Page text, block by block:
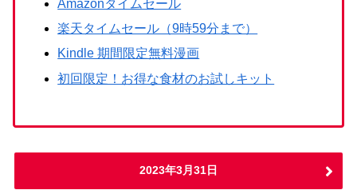
Amazonタイムセール
楽天タイムセール（9時59分まで）
Kindle 期間限定無料漫画
初回限定！お得な食材のお試しキット
2023年3月31日